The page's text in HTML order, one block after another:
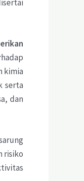
kimia
serta
dan
risiko